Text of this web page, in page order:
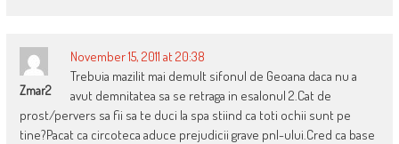
Zmar2
November 15, 2011 at 20:38
Trebuia mazilit mai demult sifonul de Geoana daca nu a
avut demnitatea sa se retraga in esalonul 2.Cat de
prost/pervers sa fii sa te duci la spa stiind ca toti ochii sunt pe
tine?Pacat ca circoteca aduce prejudicii grave pnl-ului.Cred ca base